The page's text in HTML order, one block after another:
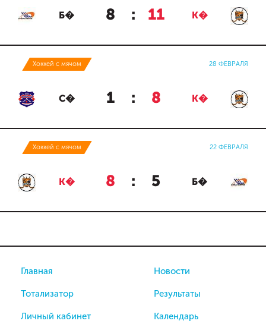
Б� 8 : 11 К�
Хоккей с мячом 28 ФЕВРАЛЯ
С� 1 : 8 К�
Хоккей с мячом 22 ФЕВРАЛЯ
К� 8 : 5 Б�
Главная
Тотализатор
Личный кабинет
Новости
Результаты
Календарь